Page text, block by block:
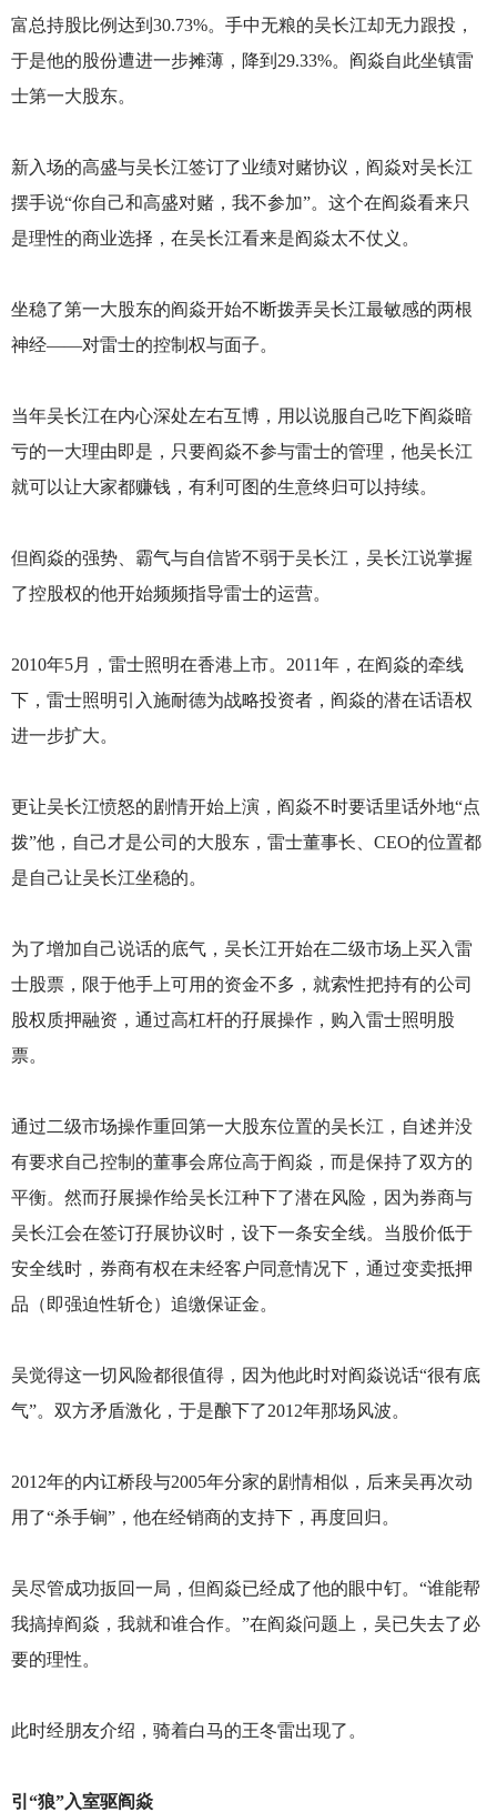
富总持股比例达到30.73%。手中无粮的吴长江却无力跟投，
于是他的股份遭进一步摊薄，降到29.33%。阎焱自此坐镇雷
士第一大股东。
新入场的高盛与吴长江签订了业绩对赌协议，阎焱对吴长江
摆手说“你自己和高盛对赌，我不参加”。这个在阎焱看来只
是理性的商业选择，在吴长江看来是阎焱太不仗义。
坐稳了第一大股东的阎焱开始不断拨弄吴长江最敏感的两根
神经——对雷士的控制权与面子。
当年吴长江在内心深处左右互博，用以说服自己吃下阎焱暗
亏的一大理由即是，只要阎焱不参与雷士的管理，他吴长江
就可以让大家都赚钱，有利可图的生意终归可以持续。
但阎焱的强势、霸气与自信皆不弱于吴长江，吴长江说掌握
了控股权的他开始频频指导雷士的运营。
2010年5月，雷士照明在香港上市。2011年，在阎焱的牵线
下，雷士照明引入施耐德为战略投资者，阎焱的潜在话语权
进一步扩大。
更让吴长江愤怒的剧情开始上演，阎焱不时要话里话外地“点
拨”他，自己才是公司的大股东，雷士董事长、CEO的位置都
是自己让吴长江坐稳的。
为了增加自己说话的底气，吴长江开始在二级市场上买入雷
士股票，限于他手上可用的资金不多，就索性把持有的公司
股权质押融资，通过高杠杆的孖展操作，购入雷士照明股
票。
通过二级市场操作重回第一大股东位置的吴长江，自述并没
有要求自己控制的董事会席位高于阎焱，而是保持了双方的
平衡。然而孖展操作给吴长江种下了潜在风险，因为券商与
吴长江会在签订孖展协议时，设下一条安全线。当股价低于
安全线时，券商有权在未经客户同意情况下，通过变卖抵押
品（即强迫性斩仓）追缴保证金。
吴觉得这一切风险都很值得，因为他此时对阎焱说话“很有底
气”。双方矛盾激化，于是酿下了2012年那场风波。
2012年的内讧桥段与2005年分家的剧情相似，后来吴再次动
用了“杀手锏”，他在经销商的支持下，再度回归。
吴尽管成功扳回一局，但阎焱已经成了他的眼中钉。“谁能帮
我搞掉阎焱，我就和谁合作。”在阎焱问题上，吴已失去了必
要的理性。
此时经朋友介绍，骑着白马的王冬雷出现了。
引“狼”入室驱阎焱